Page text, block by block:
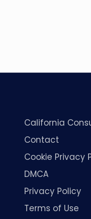
California
Contact
Cookie Privacy
DMCA
Privacy Policy
Terms of Use